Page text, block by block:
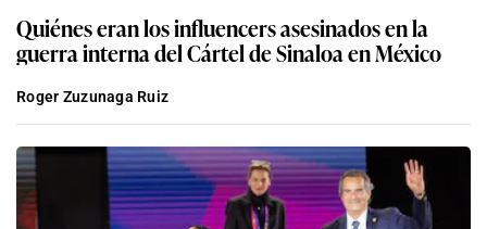
Quiénes eran los influencers asesinados en la
guerra interna del Cártel de Sinaloa en México
Roger Zuzunaga Ruiz